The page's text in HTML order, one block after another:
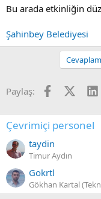
Bu arada etkinliğin
Şahinbey Belediyesi
Paylaş: Facebook
X
Çevrimiçi personel
taydin
Timur Aydın
Gokrtl
Gökhan Kartal